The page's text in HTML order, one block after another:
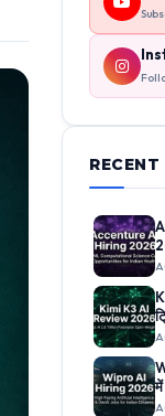
में